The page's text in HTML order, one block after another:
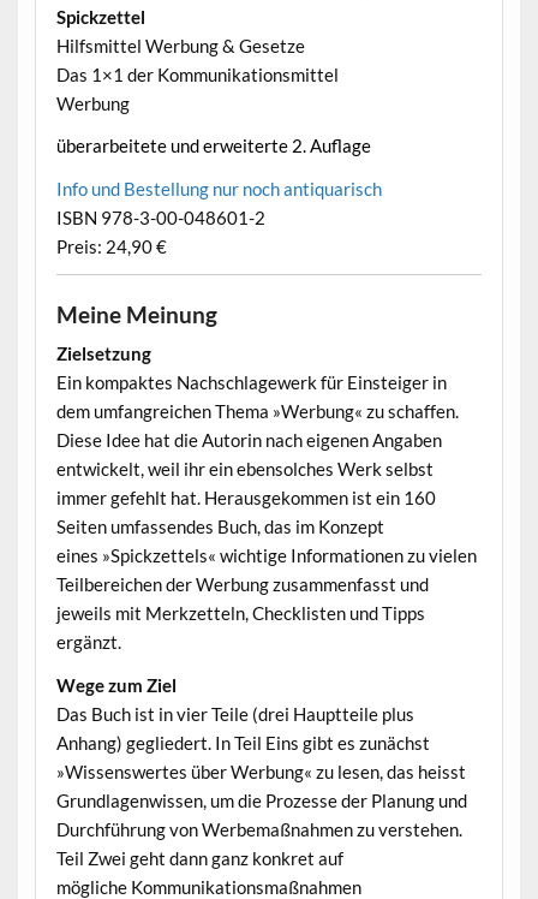
Spickzettel
Hilfsmittel Werbung & Gesetze
Das 1×1 der Kommunikationsmittel
Werbung•
überarbeitete und erweiterte 2. Auflage
Info und Bestellung nur noch antiquarisch•
ISBN 978-3-00-048601-2
Preis: 24,90 €•
Meine Meinung
Zielsetzung
Ein kompaktes Nachschlagewerk für Einsteiger in
dem umfangreichen Thema »Werbung« zu schaffen.
Diese Idee hat die Autorin nach eigenen Angaben
entwickelt, weil ihr ein ebensolches Werk selbst
immer gefehlt hat. Herausgekommen ist ein 160
Seiten umfassendes Buch, das im Konzept
eines »Spickzettels« wichtige Informationen zu vielen
Teilbereichen der Werbung zusammenfasst und
jeweils mit Merkzetteln, Checklisten und Tipps
ergänzt.
Wege zum Ziel
Das Buch ist in vier Teile (drei Hauptteile plus
Anhang) gegliedert. In Teil Eins gibt es zunächst
»Wissenswertes über Werbung« zu lesen, das heisst
Grundlagenwissen, um die Prozesse der Planung und
Durchführung von Werbemaßnahmen zu verstehen.
Teil Zwei geht dann ganz konkret auf
mögliche Kommunikationsmaßnahmen